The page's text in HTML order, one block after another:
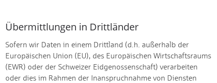
Übermittlungen in Drittländer
Sofern wir Daten in einem Drittland (d.h. außerhalb der
Europäischen Union (EU), des Europäischen Wirtschaftsraums
(EWR) oder der Schweizer Eidgenossenschaft) verarbeiten
oder dies im Rahmen der Inanspruchnahme von Diensten